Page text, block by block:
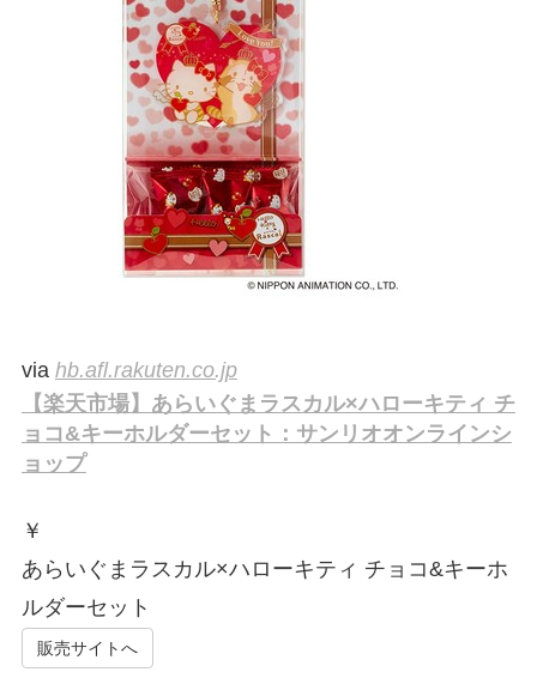
via hb.afl.rakuten.co.jp
【楽天市場】あらいぐまラスカル×ハローキティ チ
ョコ&キーホルダーセット：サンリオオンラインシ
ョップ
￥
あらいぐまラスカル×ハローキティ チョコ&キーホ
ルダーセット
販売サイトへ